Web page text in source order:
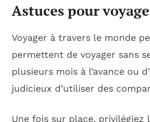
Astuces pour
Voyager à travers le monde
permettent de voyager sans
plusieurs mois à l’avance ou
judicieux d’utiliser des
Une fois sur place, privilégiez